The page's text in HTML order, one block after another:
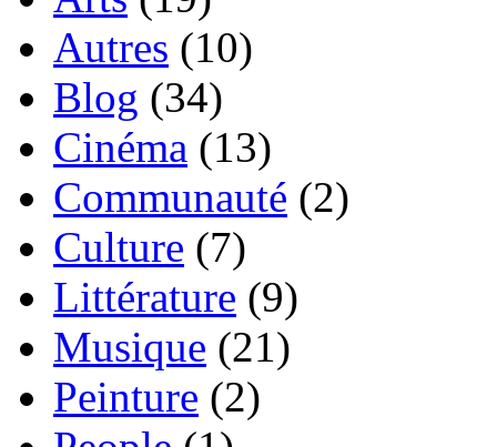
Autres (10)
Blog (34)
Cinéma (13)
Communauté (2)
Culture (7)
Littérature (9)
Musique (21)
Peinture (2)